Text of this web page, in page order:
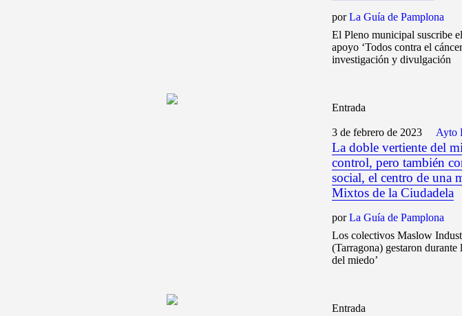
porLa Guía de Pamplona
El Pleno municipal suscribe
apoyo ‘Todos contra el
investigación y divulgación
Entrada
3 de febrero de 2023 Ayto
La doble vertiente del
control, pero también
social, el centro de una
Mixtos de la Ciudadela
porLa Guía de Pamplona
Los colectivos Maslow
(Tarragona) gestaron
del miedo’
Entrada